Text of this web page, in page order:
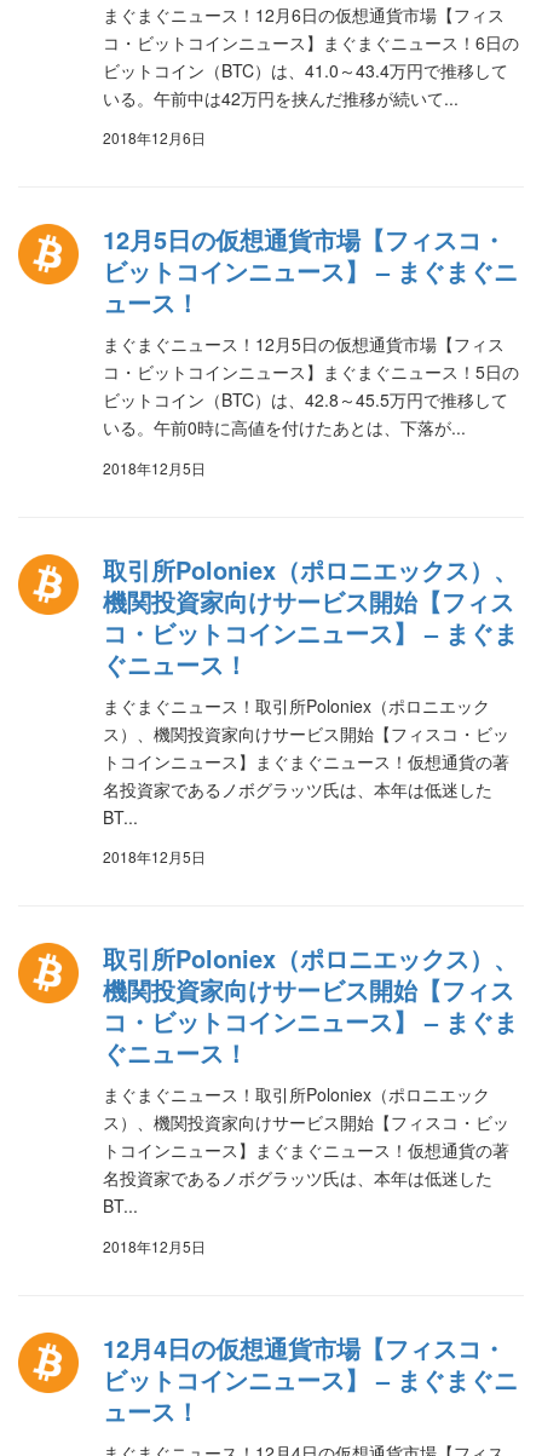
まぐまぐニュース！12月6日の仮想通貨市場【フィス
コ・ビットコインニュース】まぐまぐニュース！6日の
ビットコイン（BTC）は、41.0～43.4万円で推移して
いる。午前中は42万円を挟んだ推移が続いて...
2018年12月6日
12月5日の仮想通貨市場【フィスコ・
ビットコインニュース】 – まぐまぐニ
ュース！
まぐまぐニュース！12月5日の仮想通貨市場【フィス
コ・ビットコインニュース】まぐまぐニュース！5日の
ビットコイン（BTC）は、42.8～45.5万円で推移して
いる。午前0時に高値を付けたあとは、下落が...
2018年12月5日
取引所Poloniex（ポロニエックス）、
機関投資家向けサービス開始【フィス
コ・ビットコインニュース】 – まぐま
ぐニュース！
まぐまぐニュース！取引所Poloniex（ポロニエック
ス）、機関投資家向けサービス開始【フィスコ・ビッ
トコインニュース】まぐまぐニュース！仮想通貨の著
名投資家であるノボグラッツ氏は、本年は低迷した
BT...
2018年12月5日
取引所Poloniex（ポロニエックス）、
機関投資家向けサービス開始【フィス
コ・ビットコインニュース】 – まぐま
ぐニュース！
まぐまぐニュース！取引所Poloniex（ポロニエック
ス）、機関投資家向けサービス開始【フィスコ・ビッ
トコインニュース】まぐまぐニュース！仮想通貨の著
名投資家であるノボグラッツ氏は、本年は低迷した
BT...
2018年12月5日
12月4日の仮想通貨市場【フィスコ・
ビットコインニュース】 – まぐまぐニ
ュース！